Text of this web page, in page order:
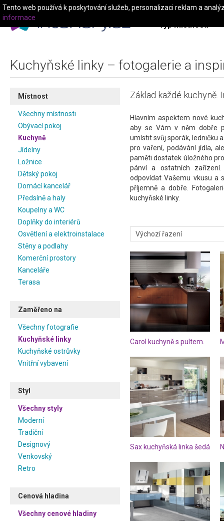
Typ místnosti
Kuchyňské linky – fotogalerie a
Místnost
Všechny místnosti
Obývací pokoj
Kuchyně
Jídelny
Ložnice
Dětský pokoj
Domácí kancelář
Předsíně a haly
Koupelny a WC
Doplňky do interiérů
Osvětlení a elektroinstalace
Stěny a podlahy
Komerční prostory
Kanceláře
Terasa
Zaměřeno na
Všechny fotografie
Kuchyňské linky
Kuchyňské ostrůvky
Vnitřní vybavení
Styl
Všechny styly
Moderní
Tradiční
Designový
Venkovský
Retro
Cenová hladina
Všechny cenové hladiny
Základ každé kuchyně.
Hlavním aspektem nové
aby se Vám v něm dobře
umístit svůj sporák, ledničku
pro vaření, podávání jídla,
paměti dostatek úložného
pánví a ostatních
odpovídat Vašemu vkusu a
příjemně a dobře.
kuchyňské linky.
zařizování nové kuchyně je
důležitý. Musíte pečlivě
skříňky, abyste si zajistili i
jídla, ale také zábavu.
linky, však myslí i na její
moderním stylu
dostatečným pracovním
Dále byste měli mít na
množství nádobí, hrnců,
i na prostoru, který pro
však jedná o menší kuchyň,
Například kuchyňské linky
velkým množstvím skříněk,
neposlední řadě by měla
stylu, abyste se v ní cítíte po
Carol kuchyně s pultem.
Sax kuchyňská linka šedá
Tento web používá k poskytování služeb, personalizaci reklam a
informace